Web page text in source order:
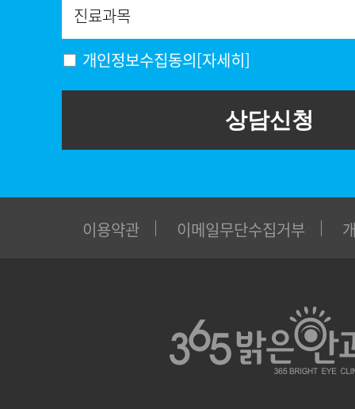
개인정보수집동의[자세히]
상담신청
이용약관 이메일무단수집거부